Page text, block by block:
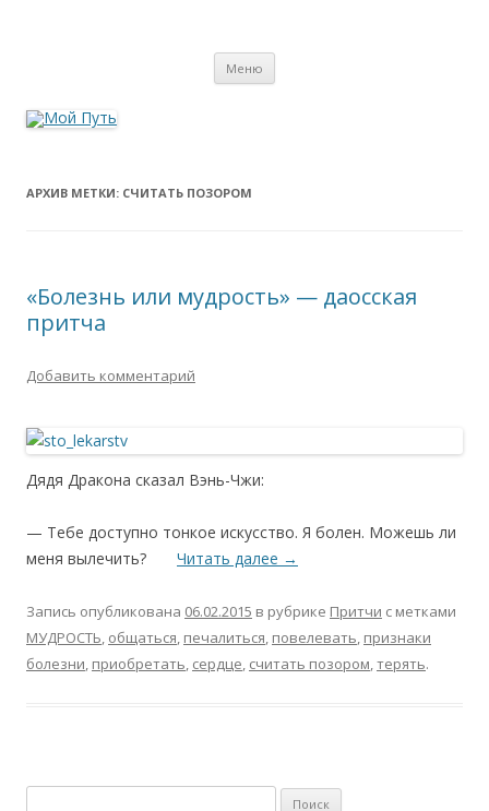
Меню
АРХИВ МЕТКИ: СЧИТАТЬ ПОЗОРОМ
«Болезнь или мудрость» — даосская
притча
Добавить комментарий
Дядя Дракона сказал Вэнь-Чжи:
— Тебе доступно тонкое искусство. Я болен. Можешь ли
меня вылечить? Читать далее →
Запись опубликована 06.02.2015 в рубрике Притчи с метками
МУДРОСТЬ, общаться, печалиться, повелевать, признаки
болезни, приобретать, сердце, считать позором,терять.